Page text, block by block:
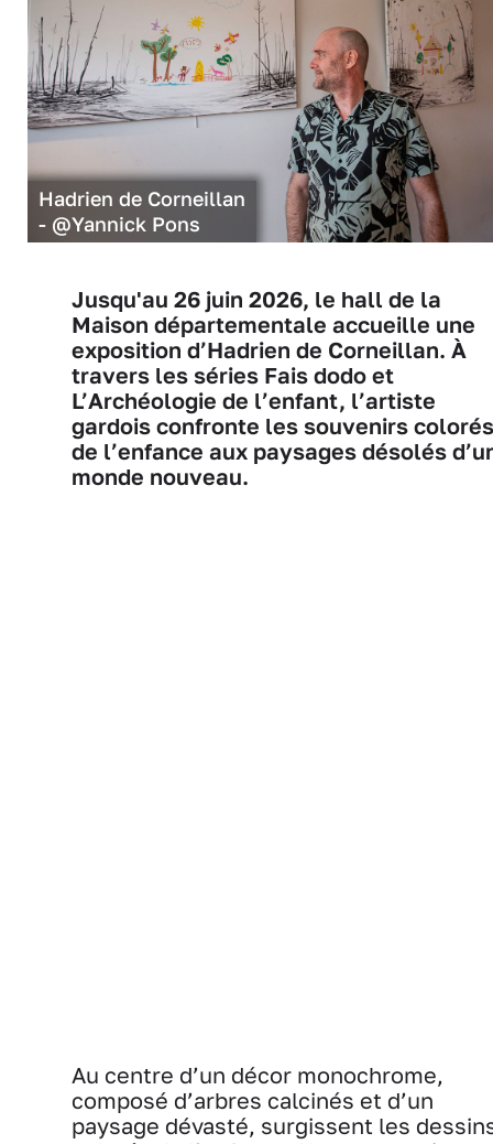
Hadrien de Corneillan
- @Yannick Pons
Jusqu'au 26 juin 2026, le hall de la
Maison départementale accueille une
exposition d’Hadrien de Corneillan. À
travers les séries Fais dodo et
L’Archéologie de l’enfant, l’artiste
gardois confronte les souvenirs colorés
de l’enfance aux paysages désolés
monde nouveau.
Au centre d’un décor monochrome,
composé d’arbres calcinés et d’un
paysage dévasté, surgissent les